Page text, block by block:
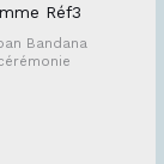
Réf3
Bandana